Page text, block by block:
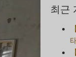
최근